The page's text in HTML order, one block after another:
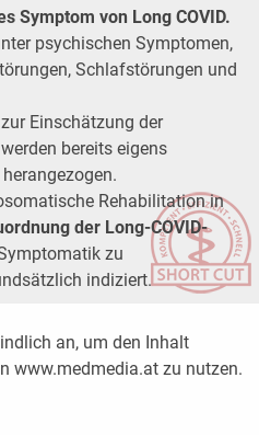
Symptom von Long COVID.
psychischen Symptomen,
Schlafstörungen und
Einschätzung der
bereits eigens
Rehabilitation in
der Long-COVID-
zu
indiziert.
an, um den Inhalt
www.medmedia.at zu nutzen.